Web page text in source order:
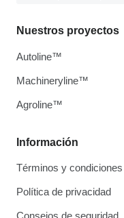
Información
Términos y condiciones
Política de privacidad
Consejos de seguridad
Nuestros proyectos
Autoline™
Machineryline™
Agroline™